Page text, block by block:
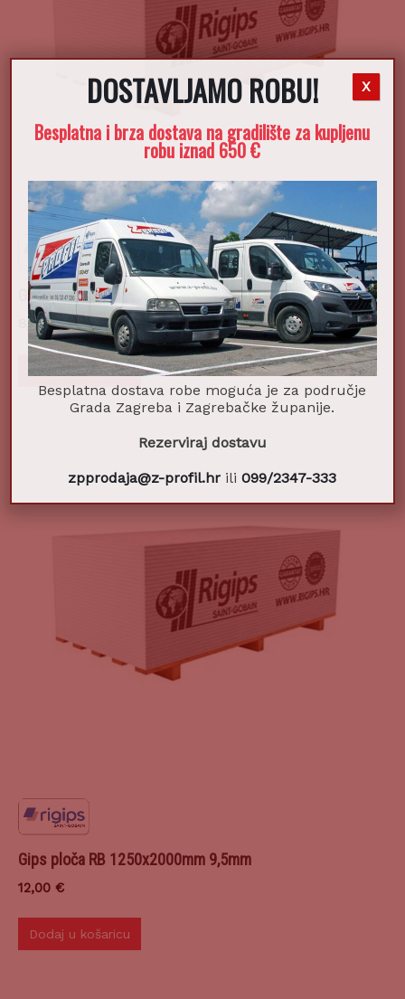
Gips ploča RB 1250x2000mm 12,5mm
8,70€
Dodaj u košaricu
Gips ploča RB 1250x2000mm 9,5mm
12,00 €
Dodaj u košaricu
DOSTAVLJAMO ROBU!
Besplatna i brza dostava na gradilište za kupljenu
robu iznad 650 €
Besplatna dostava robe moguća je za područje
Grada Zagreba i Zagrebačke županije.
Rezerviraj dostavu
zpprodaja@z-profil.hr ili099/2347-333
X